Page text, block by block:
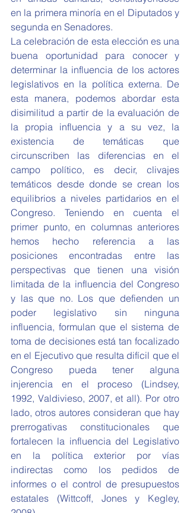
en la primera minoría en el Diputados y
segunda en Senadores.
La celebración de esta elección es una
buena oportunidad para conocer y
determinar la influencia de los actores
legislativos en la política externa. De
esta manera, podemos abordar esta
disimilitud a partir de la evaluación de
la propia influencia y a su vez, la
existencia de temáticas que
circunscriben las diferencias en el
campo político, es decir, clivajes
temáticos desde donde se crean los
equilibrios a niveles partidarios en el
Congreso. Teniendo en cuenta el
primer punto, en columnas anteriores
hemos hecho referencia a las
posiciones encontradas entre las
perspectivas que tienen una visión
limitada de la influencia del Congreso
y las que no. Los que defienden un
poder legislativo sin ninguna
influencia, formulan que el sistema de
toma de decisiones está tan focalizado
en el Ejecutivo que resulta difícil que el
Congreso pueda tener alguna
injerencia en el proceso (Lindsey,
1992, Valdivieso, 2007, et all). Por otro
lado, otros autores consideran que hay
prerrogativas constitucionales que
fortalecen la influencia del Legislativo
en la política exterior por vías
indirectas como los pedidos de
informes o el control de presupuestos
estatales (Wittcoff, Jones y Kegley,